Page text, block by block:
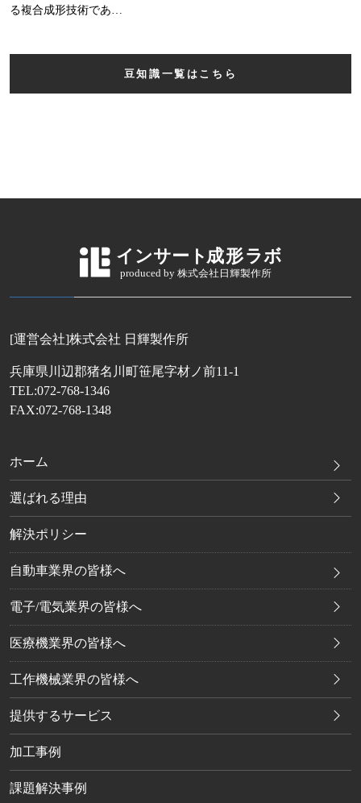
る複合成形技術であ…
豆知識一覧はこちら
[運営会社]株式会社 日輝製作所
兵庫県川辺郡猪名川町笹尾字材ノ前11-1
TEL:072-768-1346
FAX:072-768-1348
ホーム
選ばれる理由
解決ポリシー
自動車業界の皆様へ
電子/電気業界の皆様へ
医療機業界の皆様へ
工作機械業界の皆様へ
提供するサービス
加工事例
課題解決事例